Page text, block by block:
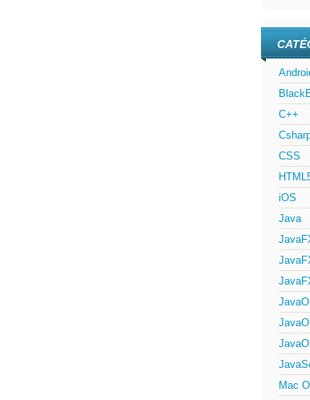
C++
CSS
iOS
Java
Mac